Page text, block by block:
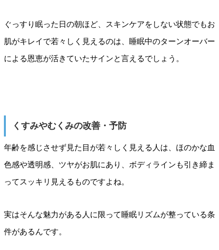
ぐっすり眠った日の朝ほど、スキンケアをしない状態でもお
肌がキレイで若々しく見えるのは、睡眠中のターンオーバー
による恩恵が活きていたサインと言えるでしょう。
くすみやむくみの改善・予防
年齢を感じさせず見た目が若々しく見える人は、ほのかな血
色感や透明感、ツヤがお肌にあり、ボディラインも引き締ま
ってスッキリ見えるものですよね。
実はそんな魅力がある人に限って睡眠リズムが整っている条
件があるんです。